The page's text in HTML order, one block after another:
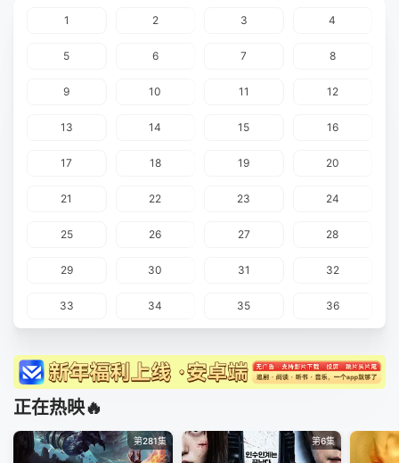
1 2 3 4
5 6 7 8
9 10 11 12
13 14 15 16
17 18 19 20
21 22 23 24
25 26 27 28
29 30 31 32
33 34 35 36
正在热映🔥
第281集 第6集